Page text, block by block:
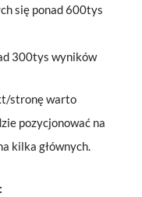
się ponad 600tys
300tys wyników
stronę warto
pozycjonować na
kilka głównych.